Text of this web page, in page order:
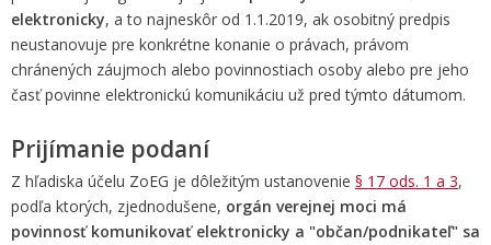
elektronicky, a to najneskôr od 1.1.2019, ak osobitný predpis
neustanovuje pre konkrétne konanie o právach, právom
chránených záujmoch alebo povinnostiach osoby alebo pre jeho
časť povinne elektronickú komunikáciu už pred týmto dátumom.
Prijímanie podaní
Z hľadiska účelu ZoEG je dôležitým ustanovenie § 17 ods. 1 a 3,
podľa ktorých, zjednodušene, orgán verejnej moci má
povinnosť komunikovať elektronicky a "občan/podnikateľ" sa